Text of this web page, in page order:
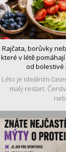
Rajčata, borůvky
které v létě
od bolestivé
Léto je ideálním
malý restart.